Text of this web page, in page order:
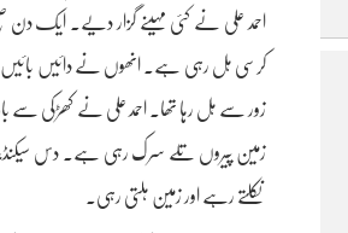
احمد علی نے کئی مہینے گزار دیے۔ ایک دن
کرسی ہل رہی ہے۔ انھوں نے دائیں بائیں
زور سے ہل رہا تھا۔ احمد علی نے کھڑکی سے
زمین پیروں تلے سرک رہی ہے۔ دس سیکنڈ،
نکلتے رہے اور زمین ہلتی رہی۔